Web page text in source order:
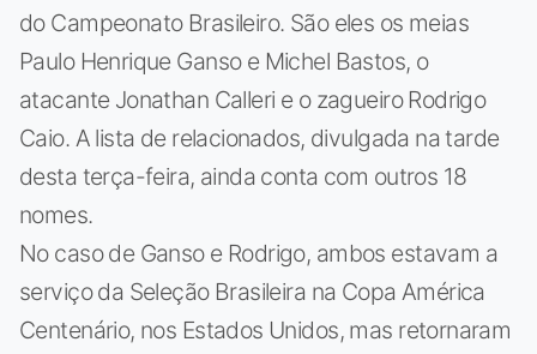
do Campeonato Brasileiro. São eles os meias
Paulo Henrique Ganso e Michel Bastos, o
atacante Jonathan Calleri e o zagueiro Rodrigo
Caio. A lista de relacionados, divulgada na tarde
desta terça-feira, ainda conta com outros 18
nomes.
No caso de Ganso e Rodrigo, ambos estavam a
serviço da Seleção Brasileira na Copa América
Centenário, nos Estados Unidos, mas retornaram